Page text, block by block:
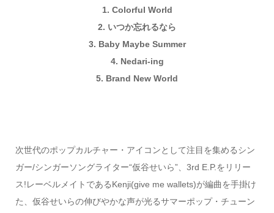
1. Colorful World
2. いつか忘れるなら
3. Baby Maybe Summer
4. Nedari-ing
5. Brand New World
次世代のポップカルチャー・アイコンとして注目を集めるシン
ガー/シンガーソングライター“仮谷せいら”、3rd E.P.をリリー
ス!レーベルメイトであるKenji(give me wallets)が編曲を手掛け
た、仮谷せいらの伸びやかな声が光るサマーポップ・チューン